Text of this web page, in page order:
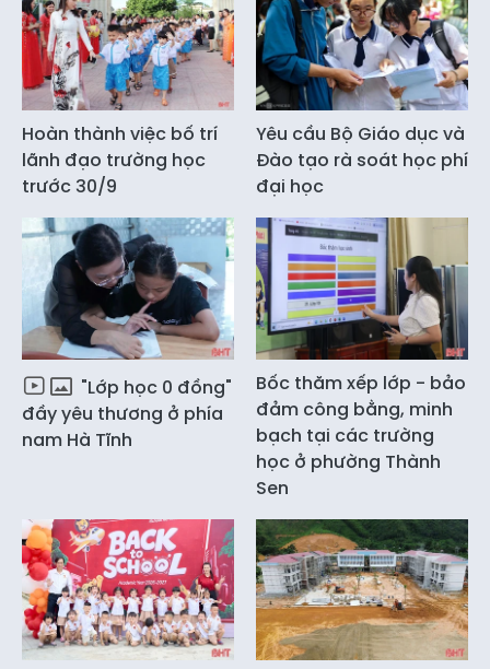
Hoàn thành việc bố trí
lãnh đạo trường học
trước 30/9
Yêu cầu Bộ Giáo dục và
Đào tạo rà soát học phí
đại học
"Lớp học 0 đồng"
đầy yêu thương ở phía
nam Hà Tĩnh
Bốc thăm xếp lớp - bảo
đảm công bằng, minh
bạch tại các trường
học ở phường Thành
Sen